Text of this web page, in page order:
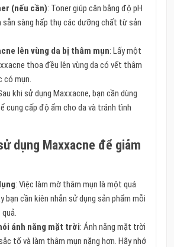
(nếu cần): Toner giúp cân bằng độ pH
sẵn sàng hấp thụ các dưỡng chất từ sản
lên vùng da bị thâm mụn: Lấy một
thoa đều lên vùng da có vết thâm
có mụn.
khi sử dụng Maxxacne, bạn cần dùng
cung cấp độ ẩm cho da và tránh tình
dụng Maxxacne để giảm
: Việc làm mờ thâm mụn là một quá
bạn cần kiên nhẫn sử dụng sản phẩm mỗi
ánh nắng mặt trời: Ánh nắng mặt trời
tố và làm thâm mụn nặng hơn. Hãy nhớ